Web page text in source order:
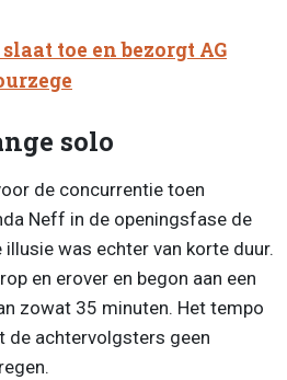
toe en bezorgt AG
solo
de concurrentie toen
Neff in de openingsfase de
illusie was echter van korte duur.
en erover en begon aan een
zowat 35 minuten. Het tempo
de achtervolgsters geen